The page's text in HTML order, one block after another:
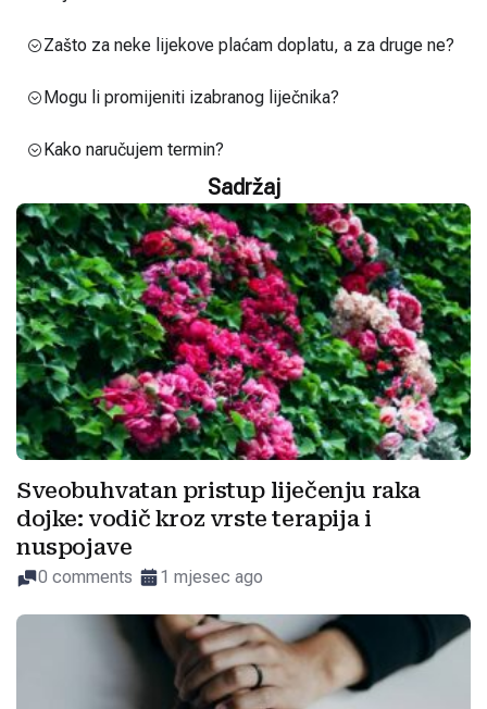
Zašto za neke lijekove plaćam doplatu, a za druge ne?
Mogu li promijeniti izabranog liječnika?
Kako naručujem termin?
Sadržaj
Sveobuhvatan pristup liječenju raka
dojke: vodič kroz vrste terapija i
nuspojave
0 comments 1 mjesec ago